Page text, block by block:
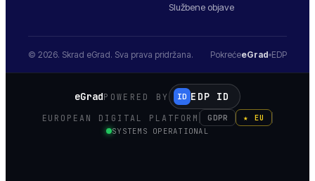
Službene objave
© 2026. Skrad eGrad. Sva prava pridržana. PokrećeeGrad EDP
eGradPOWERED BY ID EDP ID
EUROPEAN DIGITAL PLATFORM GDPR
★ EU
SYSTEMS OPERATIONAL